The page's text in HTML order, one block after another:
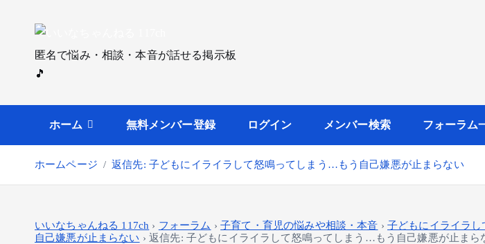
匿名で悩み・相談・本音が話せる掲示板
🎵
ホーム 無料メンバー登録 ログイン メンバー検索 フォーラム
ホームページ 返信先: 子どもにイライラして怒鳴ってしまう…もう自己嫌悪が止まらない
いいなちゃんねる 117ch › フォーラム › 子育て・育児の悩みや相談・本音 › 子どもにイライラ
自己嫌悪が止まらない › 返信先: 子どもにイライラして怒鳴ってしまう…もう自己嫌悪が止まら